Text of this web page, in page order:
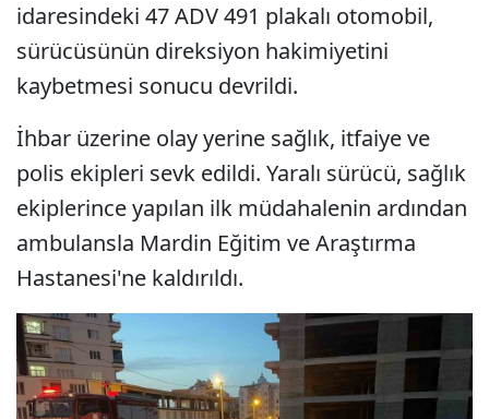
idaresindeki 47 ADV 491 plakalı otomobil,
sürücüsünün direksiyon hakimiyetini
kaybetmesi sonucu devrildi.
İhbar üzerine olay yerine sağlık, itfaiye ve
polis ekipleri sevk edildi. Yaralı sürücü, sağlık
ekiplerince yapılan ilk müdahalenin ardından
ambulansla Mardin Eğitim ve Araştırma
Hastanesi'ne kaldırıldı.